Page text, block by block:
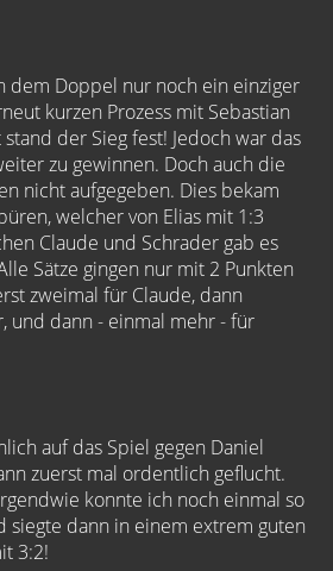
dem Doppel nur noch ein einziger
kurzen Prozess mit Sebastian
der Sieg fest! Jedoch war das
zu gewinnen. Doch auch die
nicht aufgegeben. Dies bekam
welcher von Elias mit 1:3
Claude und Schrader gab es
Sätze gingen nur mit 2 Punkten
zweimal für Claude, dann
und dann - einmal mehr - für
auf das Spiel gegen Daniel
zuerst mal ordentlich geflucht.
konnte ich noch einmal so
siegte dann in einem extrem guten
3:2!